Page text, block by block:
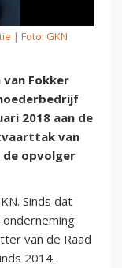
| Foto: GKN
van Fokker
2018 aan de
van
de opvolger
Sinds dat
van de Raad
2014.